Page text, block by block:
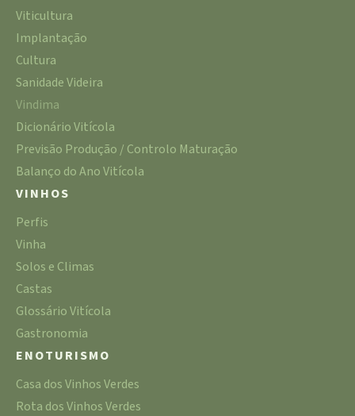
Viticultura
Implantação
Cultura
Sanidade Videira
Vindima
Dicionário Vitícola
Previsão Produção / Controlo Maturação
Balanço do Ano Vitícola
VINHOS
Perfis
Vinha
Solos e Climas
Castas
Glossário Vitícola
Gastronomia
ENOTURISMO
Casa dos Vinhos Verdes
Rota dos Vinhos Verdes